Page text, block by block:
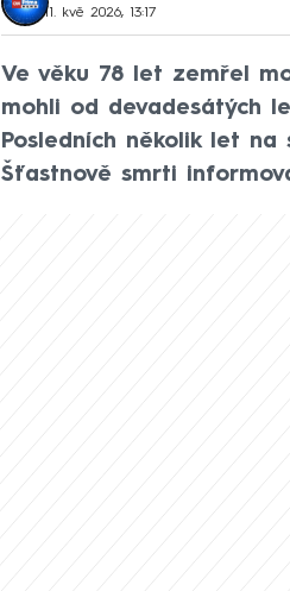
11. kvě 2026, 13:17
Ve věku 78 let zemřel
mohli od devadesátých
Posledních několik let
Šťastnově smrti